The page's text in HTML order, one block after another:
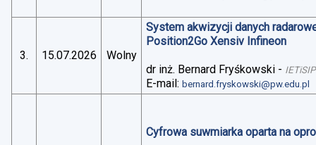
3. 15.07.2026 Wolny
System akwizycji danych
Position2Go Xensiv Infineon
dr inż. Bernard Fryśkowski - IETiSIP
E-mail:bernard.fryskowski@pw.edu.pl
Cyfrowa suwmiarka oparta na